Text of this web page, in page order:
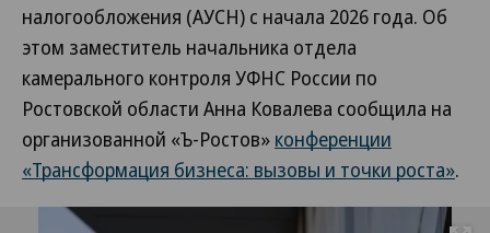
налогообложения (АУСН) с начала 2026 года. Об
этом заместитель начальника отдела
камерального контроля УФНС России по
Ростовской области Анна Ковалева сообщила на
организованной «Ъ-Ростов» конференции
«Трансформация бизнеса: вызовы и точки роста».